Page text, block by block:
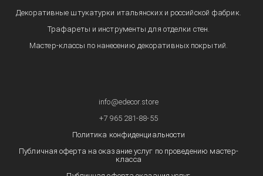
Декоративные штукатурки итальянских и российской фабрик.
Трафареты и инструменты для отделки стен.
Мастер-классы по нанесению декоративных покрытий.
info@edecor.store
+7 965 281-88-55
Политика конфиденциальности
Публичная оферта на оказание услуг по проведению мастер-
класса